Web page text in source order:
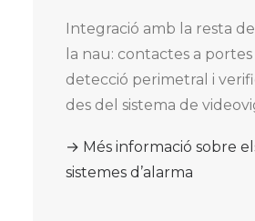
Integració amb la resta
la nau: contactes a portes
detecció perimetral i
des del sistema de
→ Més informació sobre
sistemes d’alarma